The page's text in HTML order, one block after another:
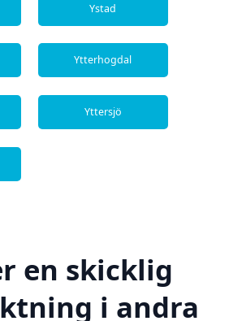
Ystad
Ytterhogdal
Yttersjö
en skicklig
i andra